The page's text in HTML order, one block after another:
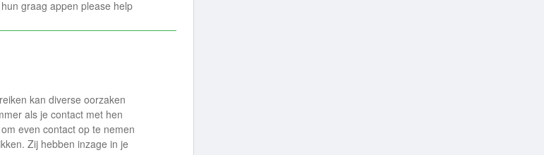
graag appen please help
kan diverse oorzaken
als je contact met hen
even contact op te nemen
Zij hebben inzage in je